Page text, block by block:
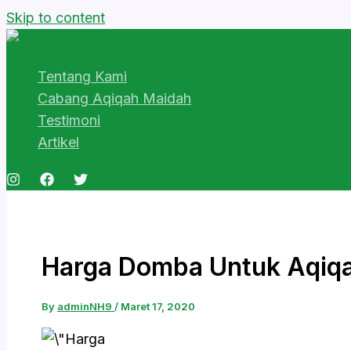
Skip to content
Tentang Kami
Cabang Aqiqah Maidah
Testimoni
Artikel
Harga Domba Untuk
By adminNH9 / Maret 17, 2020